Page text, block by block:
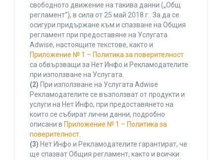
свободното движение на такива данни („Общ
регламент“), в сила от 25 май 2018 г.. За да се
осигури придържане към и спазване на Общия
регламент при предоставяне на Услугата
Adwise, настоящите текстове, както и
Приложение № 1 – Политика за поверителност
са обвързващи за Нет Инфо и Рекламодателите
при използване на Услугата.
(2) При използване на Услугата Adwise
Рекламодателите се възползват от продукти и
услуги на Нет Инфо, при предоставянето на
които се събират лични данни, подробно
описани в Приложение № 1 – Политика за
поверителност.
(3) Нет Инфо и Рекламодателите гарантират, че
ще спазват Общия регламент, както и всички